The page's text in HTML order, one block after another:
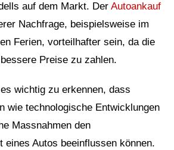
auf dem Markt. Der Autoankauf
Nachfrage, beispielsweise im
Ferien, vorteilhafter sein, da die
Preise zu zahlen.
wichtig zu erkennen, dass
wie technologische Entwicklungen
Massnahmen den
eines Autos beeinflussen können.